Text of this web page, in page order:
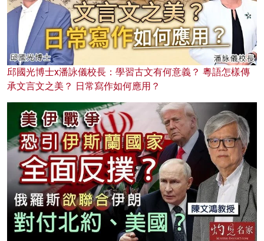
邱國光博士x潘詠儀校長：學習古文有何意義？ 粵語怎樣傳
承文言文之美？ 日常寫作如何應用？